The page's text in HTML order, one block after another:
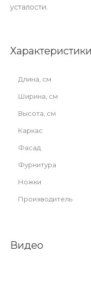
усталости.
Характеристики
Длина, см
Ширина, см
Высота, см
Каркас
Фасад
Фурнитура
Ножки
Производитель
Видео